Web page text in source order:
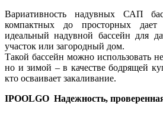
Вариативность надувных САП
компактных до просторных дает
идеальный надувной бассейн для
участок или загородный дом.
Такой бассейн можно использовать
но и зимой – в качестве бодрящей
кто осваивает закаливание.
IPOOLGO Надежность,